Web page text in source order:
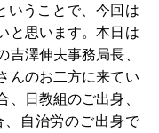
いうことで、今回は
と思います。本日は
澤伸夫事務局長、
んのお二方に来てい
日教組のご出身、
自治労のご出身で